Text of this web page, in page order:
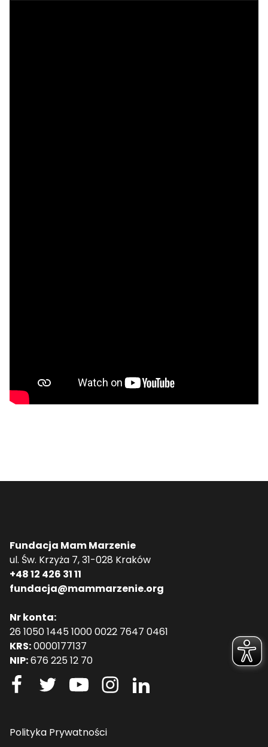
Fundacja Mam Marzenie
ul. Św. Krzyża 7, 31-028 Kraków
+48 12 426 31 11
fundacja@mammarzenie.org
Nr konta:
26 1050 1445 1000 0022 7647 0461
KRS:0000177137
NIP:676 225 12 70
Polityka Prywatności